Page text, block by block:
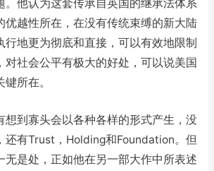
。他认为这套传承自英国的继承法体系
优越性所在，在没有传统束缚的新大陆
行地更为彻底和直接，可以有效地限制
对社会公平有极大的好处，可以说美国
所在。
想到寡头会以各种各样的形式产生，没
还有Trust，Holding和Foundation。但
无是处，正如他在另一部大作中所表述